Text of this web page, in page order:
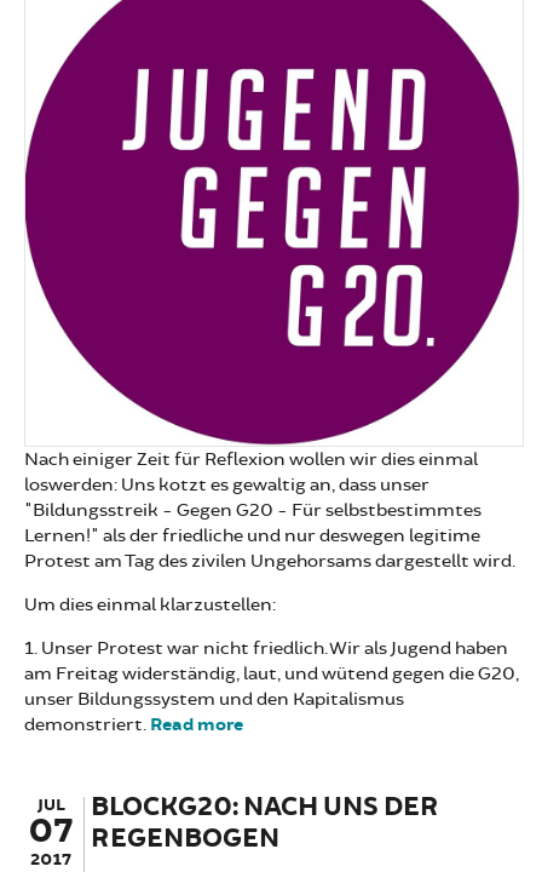
Nach einiger Zeit für Reflexion wollen wir dies einmal
loswerden: Uns kotzt es gewaltig an, dass unser
"Bildungsstreik - Gegen G20 - Für selbstbestimmtes
Lernen!" als der friedliche und nur deswegen legitime
Protest am Tag des zivilen Ungehorsams dargestellt wird.
Um dies einmal klarzustellen:
1. Unser Protest war nicht friedlich. Wir als Jugend haben
am Freitag widerständig, laut, und wütend gegen die G20,
unser Bildungssystem und den Kapitalismus
demonstriert. Read more
JUL
07
2017
BLOCKG20: NACH UNS DER
REGENBOGEN